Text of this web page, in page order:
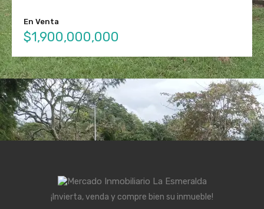
En Venta
$1,900,000,000
¡Invierta, venda y compre bien su inmueble!